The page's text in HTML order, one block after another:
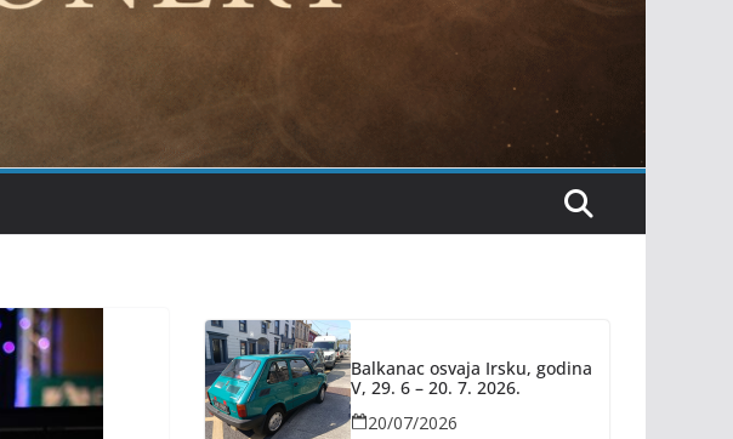
Balkanac osvaja Irsku, godina
V, 29. 6 – 20. 7. 2026.
20/07/2026